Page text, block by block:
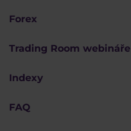
Forex
Trading Room webináře
Indexy
FAQ